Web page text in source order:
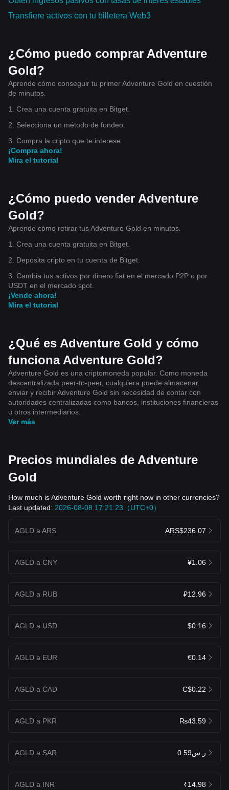
Transfiere activos con tu billetera Web3
¿Cómo puedo comprar Adventure
Gold?
Aprende cómo conseguir tu primer Adventure Gold en cuestión
de minutos.
1. Crea una cuenta gratuita en Bitget.
2. Selecciona un método de fondeo.
3. Compra la cripto que te interese.
¡Compra ahora!
Mira el tutorial
¿Cómo puedo vender Adventure
Gold?
Aprende cómo retirar tus Adventure Gold en minutos.
1. Crea una cuenta gratuita en Bitget.
2. Deposita cripto en tu cuenta de Bitget.
3. Cambia tus activos por dinero fiat en el mercado P2P o por
USDT en el mercado spot.
¡Vende ahora!
Mira el tutorial
¿Qué es Adventure Gold y cómo
funciona Adventure Gold?
Adventure Gold es una criptomoneda popular. Como moneda
descentralizada peer-to-peer, cualquiera puede almacenar,
enviar y recibir Adventure Gold sin necesidad de contar con
autoridades centralizadas como bancos, instituciones financieras
u otros intermediarios.
Ver más
Precios mundiales de Adventure
Gold
How much is Adventure Gold worth right now in other currencies?
Last updated: 2026-08-08 17:21:23（UTC+0）
AGLD a ARS ARS$236.07
AGLD a CNY ¥1.06
AGLD a RUB ₽12.96
AGLD a USD $0.16
AGLD a EUR €0.14
AGLD a CAD C$0.22
AGLD a PKR ₨43.59
AGLD a SAR ر.س0.59
AGLD a INR ₹14.98